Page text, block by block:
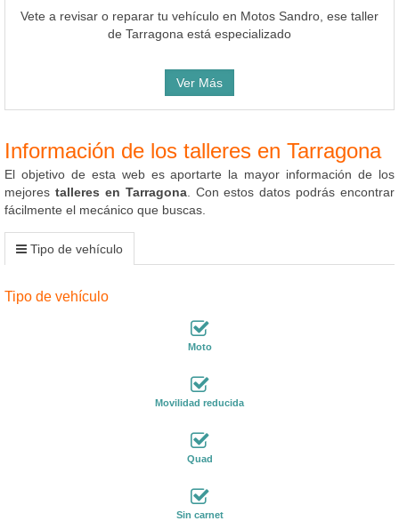
Vete a revisar o reparar tu vehículo en Motos Sandro, ese taller
de Tarragona está especializado
Ver Más
Información de los talleres en Tarragona
El objetivo de esta web es aportarte la mayor información de los
mejores talleres en Tarragona. Con estos datos podrás encontrar
fácilmente el mecánico que buscas.
Tipo de vehículo
Tipo de vehículo
Moto
Movilidad reducida
Quad
Sin carnet